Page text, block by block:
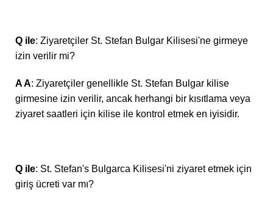
Q ile: Ziyaretçiler St. Stefan Bulgar Kilisesi'ne girmeye
izin verilir mi?
A A: Ziyaretçiler genellikle St. Stefan Bulgar kilise
girmesine izin verilir, ancak herhangi bir kısıtlama veya
ziyaret saatleri için kilise ile kontrol etmek en iyisidir.
Q ile: St. Stefan's Bulgarca Kilisesi'ni ziyaret etmek için
giriş ücreti var mı?